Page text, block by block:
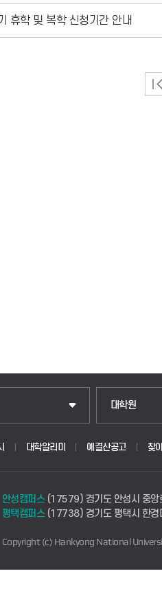
휴학 및 복학 신청기간 안내
대학원
대학알리미 예결산공고 찾
안성캠퍼스(17579) 경기도 안성시 중
평택캠퍼스(17738) 경기도 평택시 한
Copyright (c) Hankyong National